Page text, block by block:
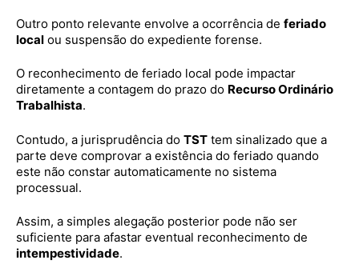
Outro ponto relevante envolve a ocorrência de feriado
local ou suspensão do expediente forense.
O reconhecimento de feriado local pode impactar
diretamente a contagem do prazo do Recurso Ordinário
Trabalhista.
Contudo, a jurisprudência do TST tem sinalizado que a
parte deve comprovar a existência do feriado quando
este não constar automaticamente no sistema
processual.
Assim, a simples alegação posterior pode não ser
suficiente para afastar eventual reconhecimento de
intempestividade.